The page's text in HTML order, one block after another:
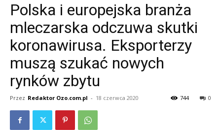
Polska i europejska branża
mleczarska odczuwa skutki
koronawirusa. Eksporterzy
muszą szukać nowych
rynków zbytu
Przez Redaktor Ozo.com.pl - 18 czerwca 2020 0
744